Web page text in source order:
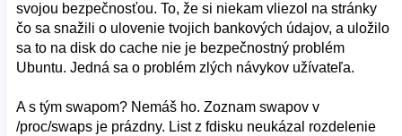
svojou bezpečnosťou. To, že si niekam vliezol na stránky
čo sa snažili o ulovenie tvojich bankových údajov, a uložilo
sa to na disk do cache nie je bezpečnostný problém
Ubuntu. Jedná sa o problém zlých návykov užívateľa.
A s tým swapom? Nemáš ho. Zoznam swapov v
/proc/swaps je prázdny. List z fdisku neukázal rozdelenie